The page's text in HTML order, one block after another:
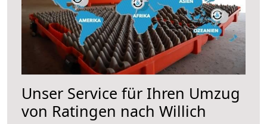
Unser Service für Ihren Umzug
von Ratingen nach Willich